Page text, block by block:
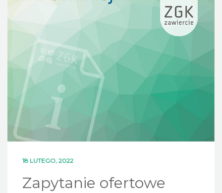
EDUKACJA
KONTAKT
18 LUTEGO, 2022
Zapytanie ofertowe